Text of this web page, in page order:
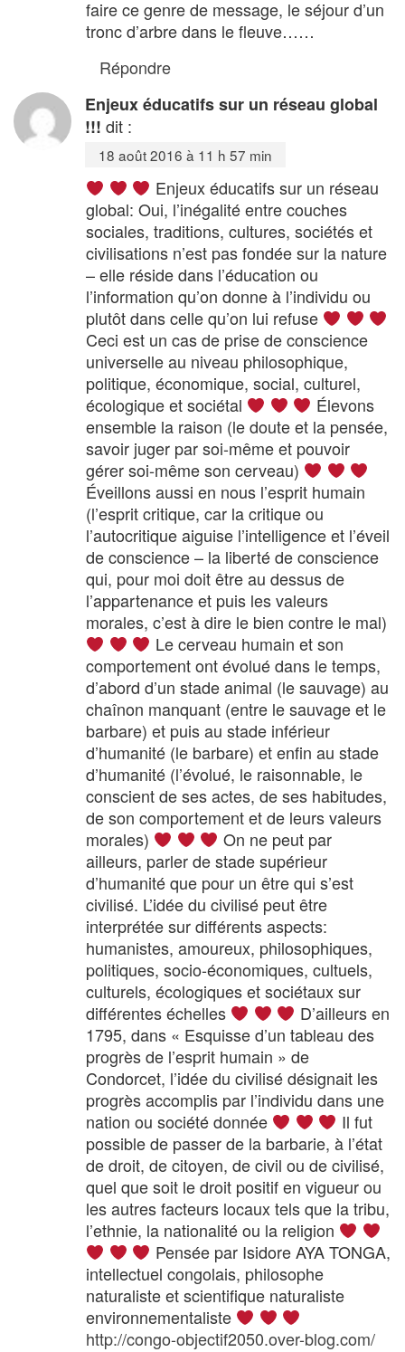
faire ce genre de message, le séjour d’un
tronc d’arbre dans le fleuve……
Répondre
Enjeux éducatifs sur un réseau global
!!! dit :
18 août 2016 à 11 h 57 min
Enjeux éducatifs sur un réseau
global: Oui, l’inégalité entre couches
sociales, traditions, cultures, sociétés et
civilisations n’est pas fondée sur la nature
– elle réside dans l’éducation ou
l’information qu’on donne à l’individu ou
plutôt dans celle qu’on lui refuse
Ceci est un cas de prise de conscience
universelle au niveau philosophique,
politique, économique, social, culturel,
écologique et sociétal
Élevons
ensemble la raison (le doute et la pensée,
savoir juger par soi-même et pouvoir
gérer soi-même son cerveau)
Éveillons aussi en nous l’esprit humain
(l’esprit critique, car la critique ou
l’autocritique aiguise l’intelligence et l’éveil
de conscience – la liberté de conscience
qui, pour moi doit être au dessus de
l’appartenance et puis les valeurs
morales, c’est à dire le bien contre le mal)
Le cerveau humain et son
comportement ont évolué dans le temps,
d’abord d’un stade animal (le sauvage) au
chaînon manquant (entre le sauvage et le
barbare) et puis au stade inférieur
d’humanité (le barbare) et enfin au stade
d’humanité (l’évolué, le raisonnable, le
conscient de ses actes, de ses habitudes,
de son comportement et de leurs valeurs
morales)
On ne peut par
ailleurs, parler de stade supérieur
d’humanité que pour un être qui s’est
civilisé. L’idée du civilisé peut être
interprétée sur différents aspects:
humanistes, amoureux, philosophiques,
politiques, socio-économiques, cultuels,
culturels, écologiques et sociétaux sur
différentes échelles
D’ailleurs en
1795, dans « Esquisse d’un tableau des
progrès de l’esprit humain » de
Condorcet, l’idée du civilisé désignait les
progrès accomplis par l’individu dans une
nation ou société donnée
Il fut
possible de passer de la barbarie, à l’état
de droit, de citoyen, de civil ou de civilisé,
quel que soit le droit positif en vigueur ou
les autres facteurs locaux tels que la tribu,
l’ethnie, la nationalité ou la religion
Pensée par Isidore AYA TONGA,
intellectuel congolais, philosophe
naturaliste et scientifique naturaliste
environnementaliste
http://congo-objectif2050.over-blog.com/